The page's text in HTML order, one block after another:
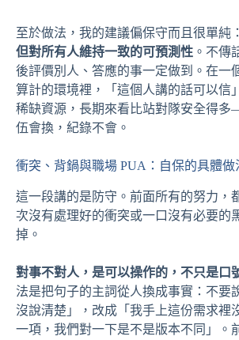
至於做法，我的建議偏保守而且很單純：
但對所有人維持一致的可預測性 。不傳
後評價別人、答應的事一定做到。在一
算計的環境裡，「這個人講的話可以信
稀缺資源，長期來看比站對隊安全得
伍會換，紀錄不會。
衝突、背鍋與職場 PUA：自保的具體做
這一段講的是防守。前面所有的努力，
次沒有處理好的衝突或一口沒有必要的
掉。
對事不對人，是可以操作的，不只是口
法是把句子的主詞從人換成事實：不要
沒說清楚」，改成「我手上這份需求裡
一項，我們對一下是不是版本不同」。